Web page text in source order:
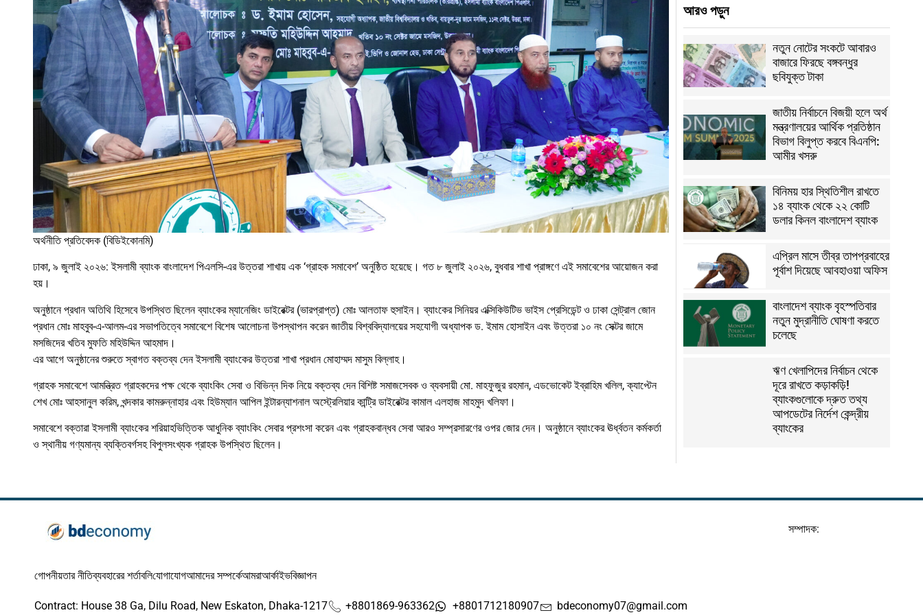
অর্থনীতি প্রতিবেদক (বিডিইকোনমি)
ঢাকা, ৯ জুলাই ২০২৬: ইসলামী ব্যাংক বাংলাদেশ পিএলসি-এর উত্তরা শাখায় এক ‘গ্রাহক সমাবেশ’ অনুষ্ঠিত হয়েছে। গত ৮ জুলাই ২০২৬, বুধবার শাখা প্রাঙ্গণে এই সমাবেশের আয়োজন করা
হয়।
অনুষ্ঠানে প্রধান অতিথি হিসেবে উপস্থিত ছিলেন ব্যাংকের ম্যানেজিং ডাইরেক্টর (ভারপ্রাপ্ত) মোঃ আলতাফ হুসাইন। ব্যাংকের সিনিয়র এক্সিকিউটিভ ভাইস প্রেসিডেন্ট ও ঢাকা সেন্ট্রাল জোন
প্রধান মোঃ মাহবুব-এ-আলম-এর সভাপতিত্বে সমাবেশে বিশেষ আলোচনা উপস্থাপন করেন জাতীয় বিশ্ববিদ্যালয়ের সহযোগী অধ্যাপক ড. ইমাম হোসাইন এবং উত্তরা ১০ নং সেক্টর জামে
মসজিদের খতিব মুফতি মহিউদ্দিন আহমাদ।
এর আগে অনুষ্ঠানের শুরুতে স্বাগত বক্তব্য দেন ইসলামী ব্যাংকের উত্তরা শাখা প্রধান মোহাম্মদ মাসুম বিল্লাহ।
গ্রাহক সমাবেশে আমন্ত্রিত গ্রাহকদের পক্ষ থেকে ব্যাংকিং সেবা ও বিভিন্ন দিক নিয়ে বক্তব্য দেন বিশিষ্ট সমাজসেবক ও ব্যবসায়ী মো. মাহফুজুর রহমান, এডভোকেট ইব্রাহিম খলিল, ক্যাপ্টেন
শেখ মোঃ আহসানুল করিম, খন্দকার কামরুন্নাহার এবং হিউম্যান আপিল ইন্টারন্যাশনাল অস্ট্রেলিয়ার কান্ট্রি ডাইরেক্টর কামাল এলহাজ মাহমুদ খলিফা।
সমাবেশে বক্তারা ইসলামী ব্যাংকের শরিয়াহভিত্তিক আধুনিক ব্যাংকিং সেবার প্রশংসা করেন এবং গ্রাহকবান্ধব সেবা আরও সম্প্রসারণের ওপর জোর দেন। অনুষ্ঠানে ব্যাংকের ঊর্ধ্বতন কর্মকর্তা
ও স্থানীয় গণ্যমান্য ব্যক্তিবর্গসহ বিপুলসংখ্যক গ্রাহক উপস্থিত ছিলেন।
আরও পড়ুন
নতুন নোটের সংকটে আবারও
বাজারে ফিরছে বঙ্গবন্ধুর
ছবিযুক্ত টাকা
জাতীয় নির্বাচনে বিজয়ী হলে অর্থ
মন্ত্রণালয়ের আর্থিক প্রতিষ্ঠান
বিভাগ বিলুপ্ত করবে বিএনপি:
আমীর খসরু
বিনিময় হার স্থিতিশীল রাখতে
১৪ ব্যাংক থেকে ২২ কোটি
ডলার কিনল বাংলাদেশ ব্যাংক
এপ্রিল মাসে তীব্র তাপপ্রবাহের
পূর্বাশ দিয়েছে আবহাওয়া অফিস
বাংলাদেশ ব্যাংক বৃহস্পতিবার
নতুন মুদ্রানীতি ঘোষণা করতে
চলেছে
ঋণ খেলাপিদের নির্বাচন থেকে
দূরে রাখতে কড়াকড়ি!
ব্যাংকগুলোকে দ্রুত তথ্য
আপডেটের নির্দেশ কেন্দ্রীয়
ব্যাংকের
সম্পাদক:
গোপনীয়তার নীতিব্যবহারের শর্তাবলিযোগাযোগআমাদের সম্পর্কেআমরাআর্কাইভবিজ্ঞাপন
Contract: House 38 Ga, Dilu Road, New Eskaton, Dhaka-1217 +8801869-963362 +8801712180907 bdeconomy07@gmail.com